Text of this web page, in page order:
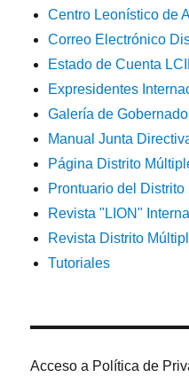
Centro Leonístico de
Correo Electrónico
Estado de Cuenta
Expresidentes
Galería de
Manual Junta
Página Distrito
Prontuario del Distrito
Revista "LION"
Revista Distrito
Tutoriales
Acceso a Política de